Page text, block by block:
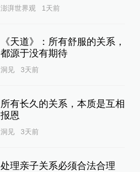
澎湃世界观 1天前
《天道》：所有舒服的关系，
都源于没有期待
洞见 3天前
所有长久的关系，本质是互相
报恩
洞见 3天前
处理亲子关系必须合法合理